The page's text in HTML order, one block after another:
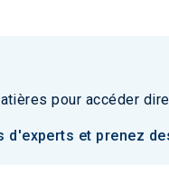
pour accéder
d'experts et prenez